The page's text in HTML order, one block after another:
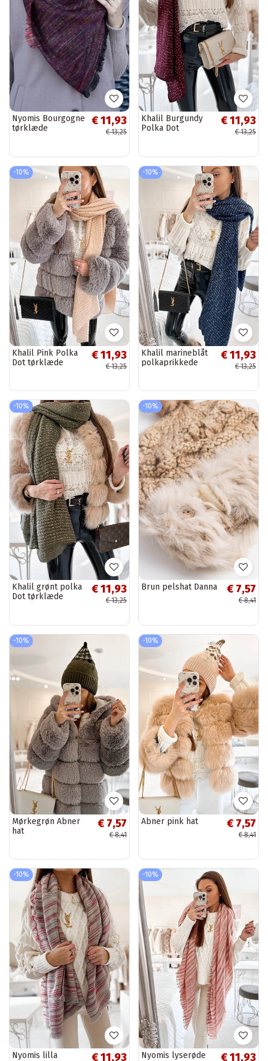
Nyomis Bourgogne
tørklæde
€ 11,93
€ 13,25
Khalil Burgundy
Polka Dot
€ 11,93
€ 13,25
-10%
Khalil Pink Polka
Dot tørklæde
€ 11,93
€ 13,25
-10%
Khalil marineblåt
polkaprikkede
€ 11,93
€ 13,25
-10%
Khalil grønt polka
Dot tørklæde
€ 11,93
€ 13,25
-10%
Brun pelshat Danna € 7,57
€ 8,41
-10%
Mørkegrøn Abner
hat
€ 7,57
€ 8,41
-10%
Abner pink hat € 7,57
€ 8,41
-10%
Nyomis lilla
€ 11,93
-10%
Nyomis lyserøde
€ 11,93